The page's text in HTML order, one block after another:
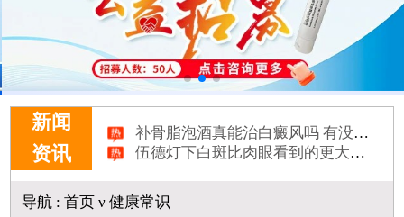
新闻
资讯
伍德灯下白斑比肉眼看到的更大正常吗
儿童下巴长小白点是什么原因
皮肤ct检测白斑对治疗有什么作用
导航: 首页ν 健康常识